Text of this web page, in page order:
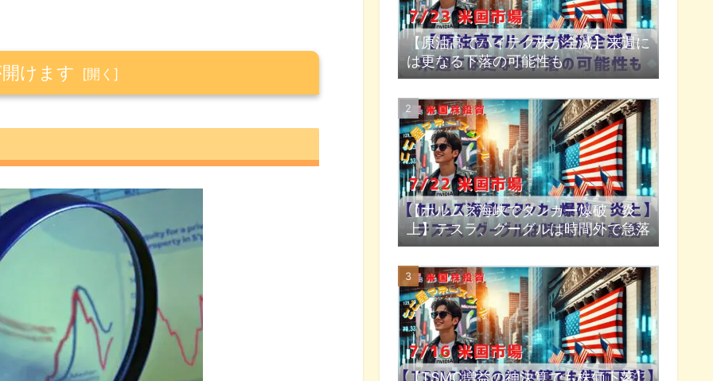
けます
）
【原油高でハイテク株が全滅】来週に
は更なる下落の可能性も
【ホルムズ海峡でタンカー爆破・炎
上】テスラ、グーグルは時間外で急落
【TSMC増益の神決算でも株価下落】